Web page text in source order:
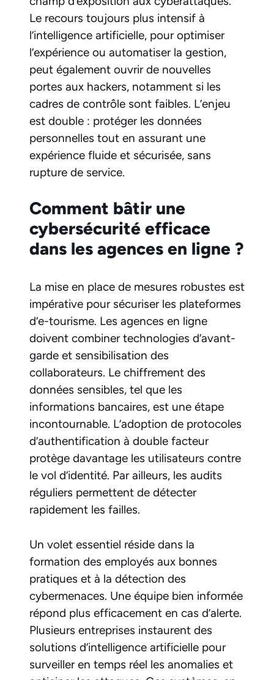
Le recours toujours plus intensif à
l’intelligence artificielle, pour optimiser
l’expérience ou automatiser la gestion,
peut également ouvrir de nouvelles
portes aux hackers, notamment si les
cadres de contrôle sont faibles. L’enjeu
est double : protéger les données
personnelles tout en assurant une
expérience fluide et sécurisée, sans
rupture de service.
Comment bâtir une
cybersécurité efficace
dans les agences en ligne ?
La mise en place de mesures robustes est
impérative pour sécuriser les plateformes
d’e-tourisme. Les agences en ligne
doivent combiner technologies d’avant-
garde et sensibilisation des
collaborateurs. Le chiffrement des
données sensibles, tel que les
informations bancaires, est une étape
incontournable. L’adoption de protocoles
d’authentification à double facteur
protège davantage les utilisateurs contre
le vol d’identité. Par ailleurs, les audits
réguliers permettent de détecter
rapidement les failles.
Un volet essentiel réside dans la
formation des employés aux bonnes
pratiques et à la détection des
cybermenaces. Une équipe bien informée
répond plus efficacement en cas d’alerte.
Plusieurs entreprises instaurent des
solutions d’intelligence artificielle pour
surveiller en temps réel les anomalies et